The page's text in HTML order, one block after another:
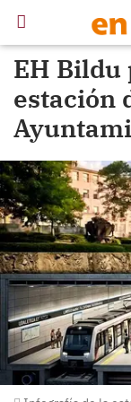
EH Bildu
estación